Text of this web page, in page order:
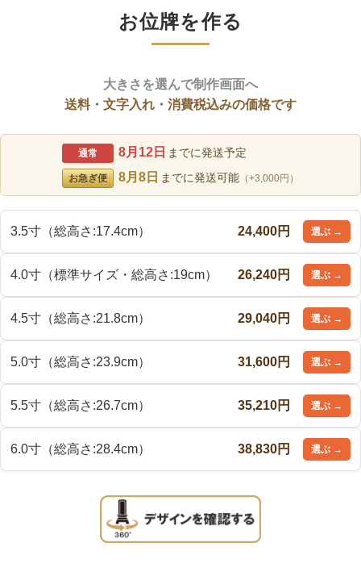
お位牌を作る
大きさを選んで制作画面へ
送料・文字入れ・消費税込みの価格です
通常 8月12日 までに発送予定
お急ぎ便 8月8日 までに発送可能（+3,000円）
3.5寸（総高さ:17.4cm） 24,400円
4.0寸（標準サイズ・総高さ:19cm） 26,240円
4.5寸（総高さ:21.8cm） 29,040円
5.0寸（総高さ:23.9cm） 31,600円
5.5寸（総高さ:26.7cm） 35,210円
6.0寸（総高さ:28.4cm） 38,830円